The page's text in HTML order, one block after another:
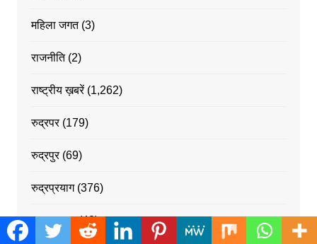
महिला जगत(3)
राजनीति(2)
राष्ट्रीय ख़बरें(1,262)
रुद्रपर(179)
रुद्रपुर(69)
रुद्रप्रयाग(376)
रूद्रप्रयाग(43)